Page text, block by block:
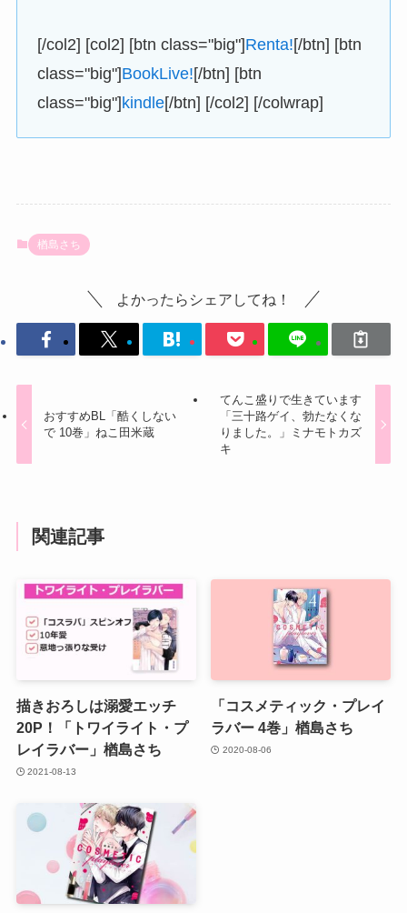
[/col2] [col2] [btn class="big"]Renta![/btn] [btn
class="big"]BookLive![/btn] [btn
class="big"]kindle[/btn] [/col2] [/colwrap]
楢島さち
よかったらシェアしてね！
おすすめBL「酷くしない
で 10巻」ねこ田米蔵
てんこ盛りで生きています
「三十路ゲイ、勃たなくな
りました。」ミナモトカズ
キ
関連記事
描きおろしは溺愛エッチ
20P！「トワイライト・プ
レイラバー」楢島さち
2021-08-13
「コスメティック・プレイ
ラバー 4巻」楢島さち
2020-08-06